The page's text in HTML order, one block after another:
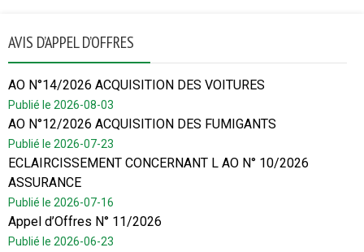
AVIS D’APPEL D’OFFRES
AO N°14/2026 ACQUISITION DES VOITURES
Publié le 2026-08-03
AO N°12/2026 ACQUISITION DES FUMIGANTS
Publié le 2026-07-23
ECLAIRCISSEMENT CONCERNANT L AO N° 10/2026
ASSURANCE
Publié le 2026-07-16
Appel d’Offres N° 11/2026
Publié le 2026-06-23